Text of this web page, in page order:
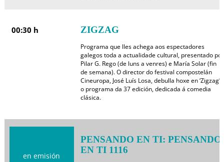
00:30 h ZIGZAG
Programa que lles achega aos espectadores
galegos toda a actualidade cultural, presentado por
Pilar G. Rego (de luns a venres) e María Solar (fin
de semana). O director do festival compostelán
Cineuropa, José Luís Losa, debulla hoxe en ‘Zigzag’
o programa da 37 edición, dedicada á comedia
clásica.
en emisión
PENSANDO EN TI: PENSANDO
EN TI 1116